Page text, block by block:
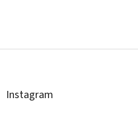
á
Instagram